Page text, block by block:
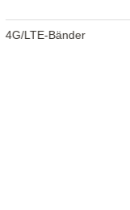
4G/LTE-Bänder